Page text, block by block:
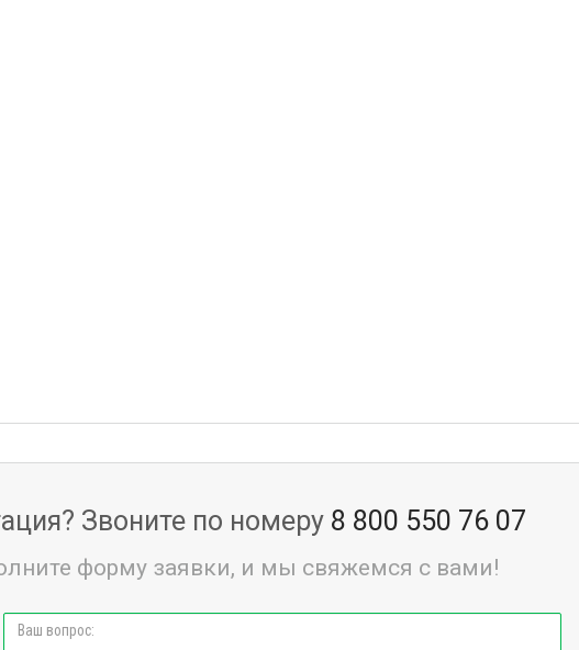
Звоните по номеру 8 800 550 76 07
форму заявки, и мы свяжемся с вами!